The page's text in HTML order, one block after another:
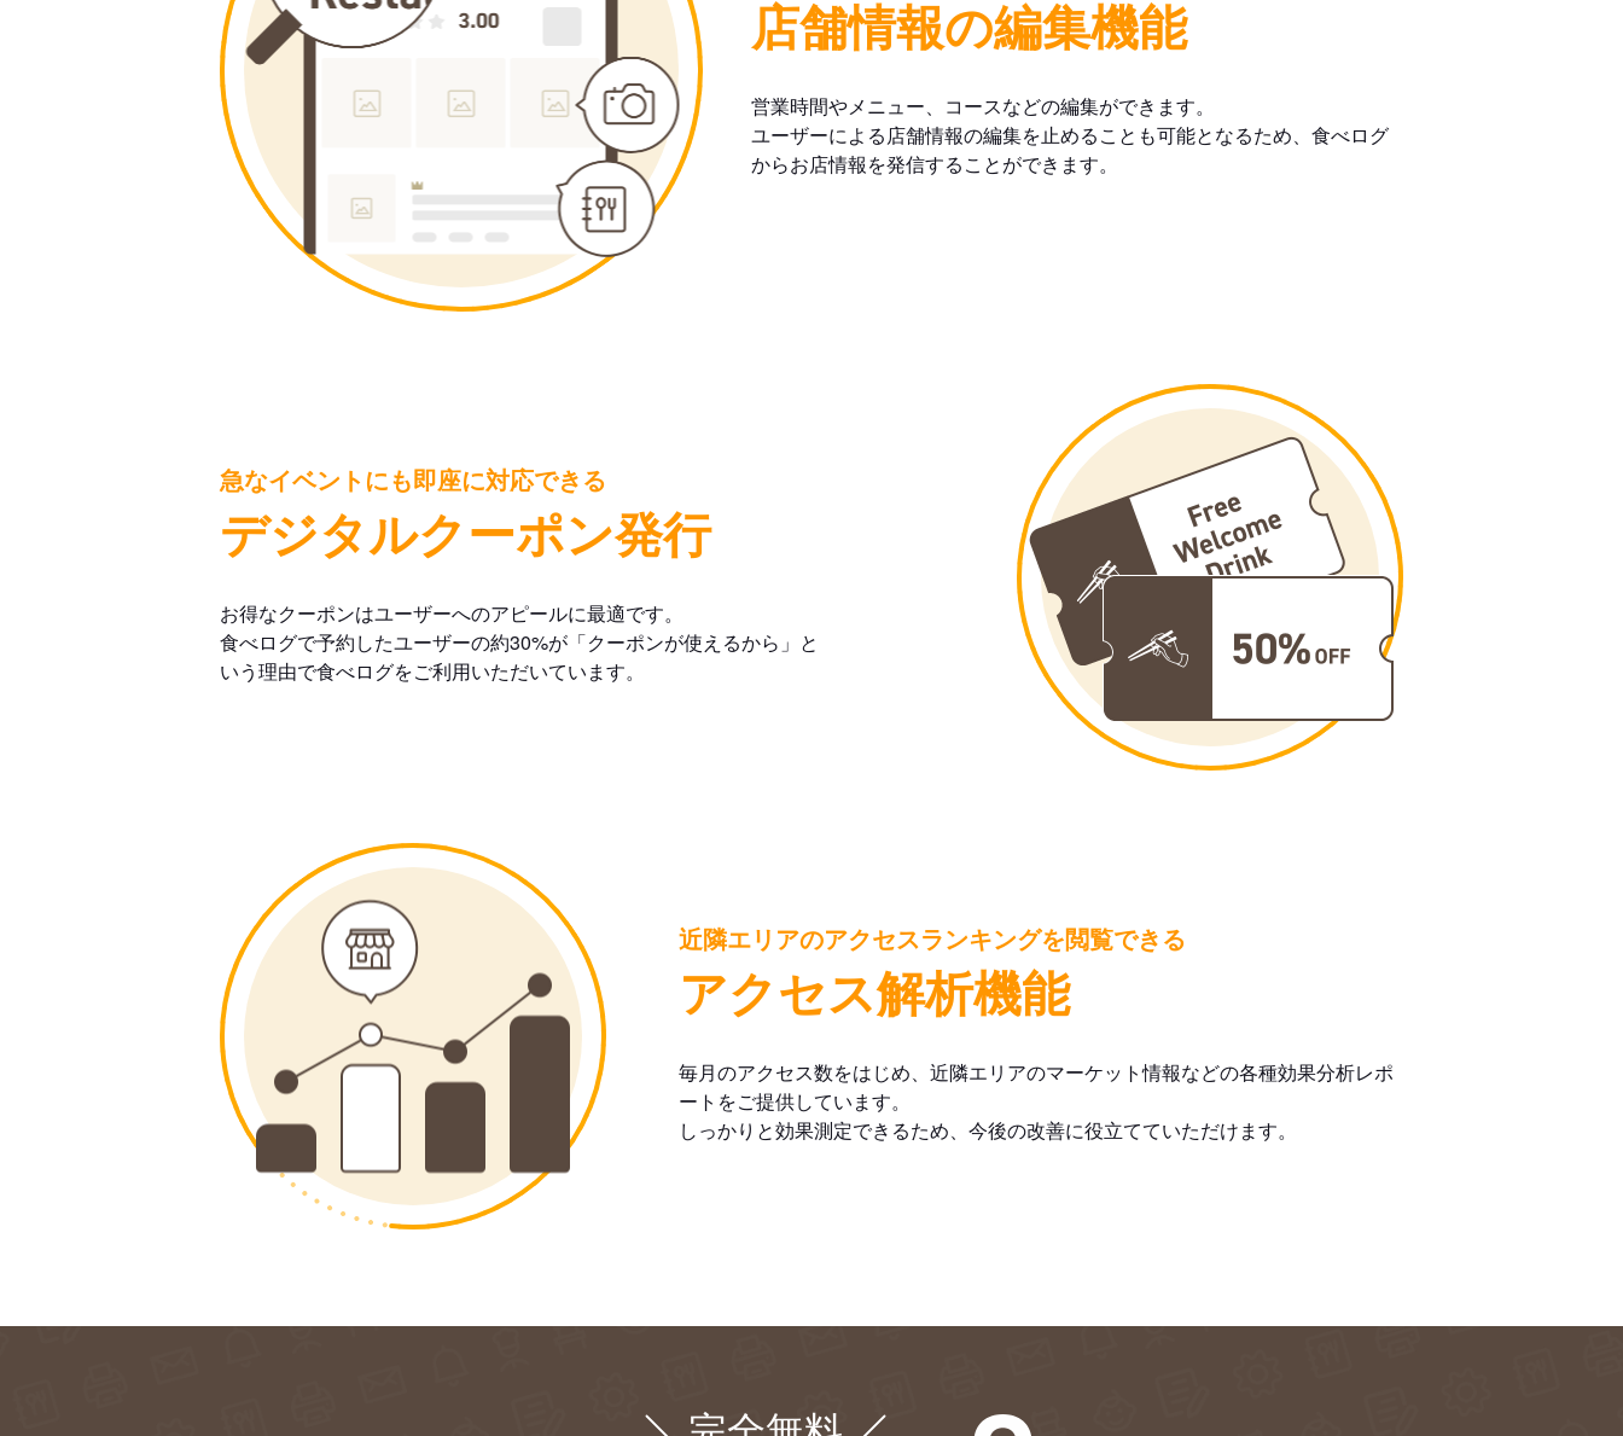
店舗情報の編集機能
営業時間やメニュー、コースなどの編集ができます。
ユーザーによる店舗情報の編集を止めることも可能となるため、食べログ
からお店情報を発信することができます。
急なイベントにも即座に対応できる
デジタルクーポン発行
お得なクーポンはユーザーへのアピールに最適です。
食べログで予約したユーザーの約30%が「クーポンが使えるから」と
いう理由で食べログをご利用いただいています。
近隣エリアのアクセスランキングを閲覧できる
アクセス解析機能
毎月のアクセス数をはじめ、近隣エリアのマーケット情報などの各種効果分析レポ
ートをご提供しています。
しっかりと効果測定できるため、今後の改善に役立てていただけます。